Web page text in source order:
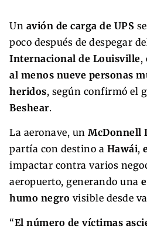
Un avión de carga de UPS
poco después de despegar
Internacional de Louisville,
al menos nueve personas
heridos, según confirmó el
Beshear.
La aeronave, un McDonnell
partía con destino a Hawái,
impactar contra varios
aeropuerto, generando una
humo negro visible desde
“El número de víctimas